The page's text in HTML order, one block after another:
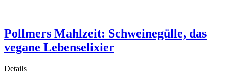
Pollmers Mahlzeit: Schweinegülle, das
vegane Lebenselixier
Details